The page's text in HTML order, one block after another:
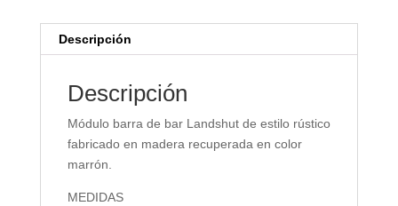
Descripción
Descripción
Módulo barra de bar Landshut de estilo rústico
fabricado en madera recuperada en color
marrón.
MEDIDAS